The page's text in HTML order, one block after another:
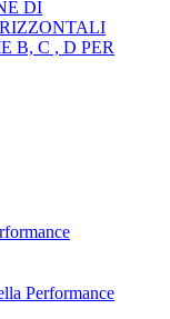
DI
B, C , D PER
Performance